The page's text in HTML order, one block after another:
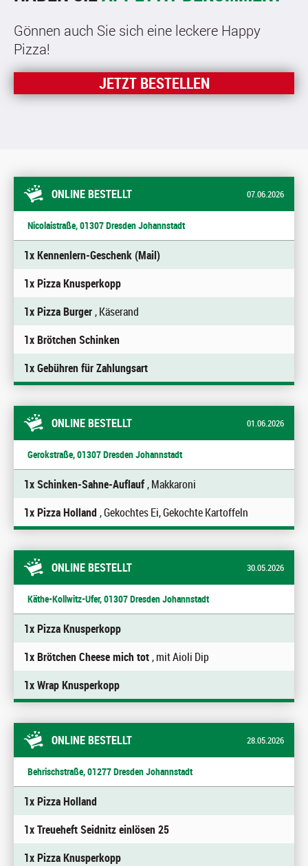
Gönnen auch Sie sich eine leckere Happy
Pizza!
JETZT BESTELLEN
ONLINE BESTELLT 07.06.2026
Nicolaistraße, 01307 Dresden Johannstadt
1x Kennenlern-Geschenk (Mail)
1x Pizza Knusperkopp
1x Pizza Burger, Käserand
1x Brötchen Schinken
1x Gebühren für Zahlungsart
ONLINE BESTELLT 01.06.2026
Gerokstraße, 01307 Dresden Johannstadt
1x Schinken-Sahne-Auflauf, Makkaroni
1x Pizza Holland , Gekochtes Ei, Gekochte Kartoffeln
ONLINE BESTELLT 30.05.2026
Käthe-Kollwitz-Ufer, 01307 Dresden Johannstadt
1x Pizza Knusperkopp
1x Brötchen Cheese mich tot, mit Aioli Dip
1x Wrap Knusperkopp
ONLINE BESTELLT 28.05.2026
Behrischstraße, 01277 Dresden Johannstadt
1x Pizza Holland
1x Treueheft Seidnitz einlösen 25
1x Pizza Knusperkopp